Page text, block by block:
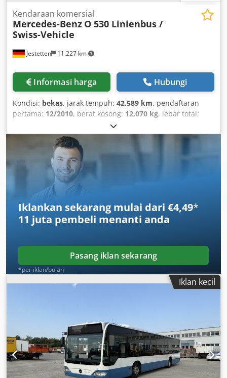
Jestetten 11.227 km
Kendaraan komersial
Mercedes-Benz O 530 Linienbus /
Swiss-Vehicle
Informasi harga Hubungi
Kondisi: bekas, jarak tempuh: 42.589 km, pendaftaran
pertama: 12/2010, berat kosong: 12.070 kg, lebar total:
, konfigurasi gandar:
gigi:otomatis, jenis bahan bakar:diesel, kelas emisi:Euro
300 kW (407,89 hp)
, inspeksi berikutnya (TÜV): 03/2026
, suspensi:
udara
, ukuran ban:275/70 R22.5 , 11mm
275/70 R22.5 , 11mm
kabin pengemudi:
Iklankan sekarang mulai dari €4,49*
11 juta pembeli menanti anda
Pasang iklan sekarang
*per iklan/bulan
Iklan kecil